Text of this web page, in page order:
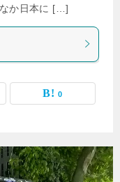
か日本に […]
0